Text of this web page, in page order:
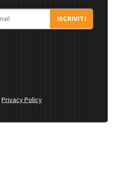
ISCRIVITI
Privacy Policy